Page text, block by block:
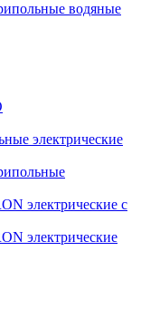
водяные
электрические
электрические с
электрические